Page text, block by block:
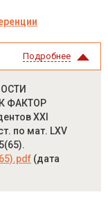
Подробнее
ФАКТОР
XXI
по мат. LXV
(дата